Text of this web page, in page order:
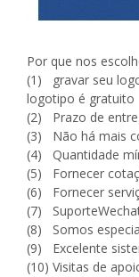
Por que nos
(1) gravar seu
logotipo é gratuito
(2) Prazo de
(3) Não há mais
(4) Quantidade
(5) Fornecer
(6) Fornecer
(7)
(8) Somos
(9) Excelente
(10) Visitas de